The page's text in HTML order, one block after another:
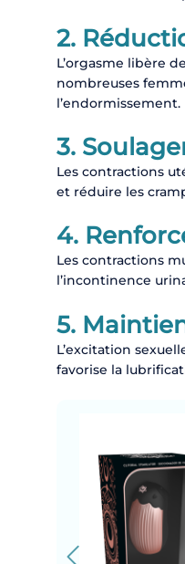
2.
L’orgasme libère
nombreuses
l’endormissement.
3.
Les contractions
et réduire les
4.
Les contractions
l’incontinence
5.
L’excitation
favorise la